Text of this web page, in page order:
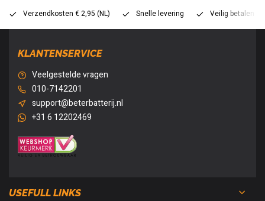
Verzendkosten € 2,95 (NL) Snelle levering Veilig betalen
KLANTENSERVICE
Veelgestelde vragen
010-7142201
support@beterbatterij.nl
+31 6 12202469
USEFULL LINKS